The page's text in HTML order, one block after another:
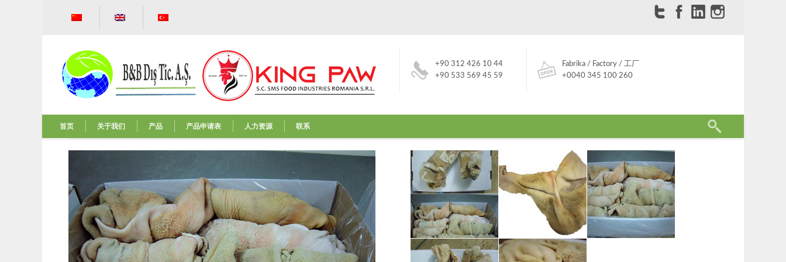
+90 312 426 10 44
+90 533 569 45 59
Fabrika / Factory / 工厂
+0040 345 100 260
首页 关于我们 产品 产品申请表 人力资源 联系